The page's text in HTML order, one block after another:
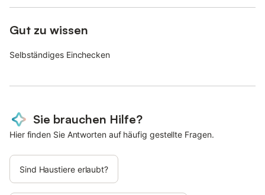
Gut zu wissen
Selbständiges Einchecken
Sie brauchen Hilfe?
Hier finden Sie Antworten auf häufig gestellte Fragen.
Sind Haustiere erlaubt?